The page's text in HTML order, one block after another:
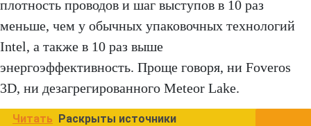
плотность проводов и шаг выступов в 10 раз
меньше, чем у обычных упаковочных технологий
Intel, а также в 10 раз выше
энергоэффективность. Проще говоря, ни Foveros
3D, ни дезагрегированного Meteor Lake.
Читать Раскрыты источники